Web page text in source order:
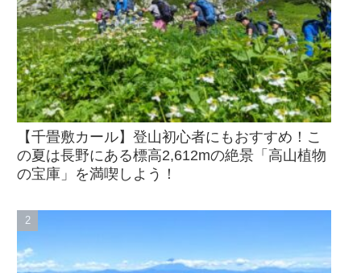
【千畳敷カール】登山初心者にもおすすめ！こ
の夏は長野にある標高2,612mの絶景「高山植物
の宝庫」を満喫しよう！